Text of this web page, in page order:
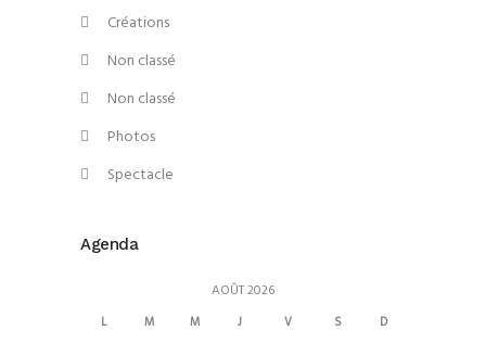
Créations
Non classé
Non classé
Photos
Spectacle
Agenda
AOÛT 2026
L M M J V S
D